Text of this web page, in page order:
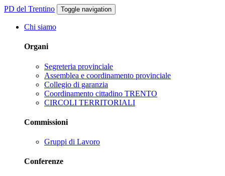
PD del Trentino Toggle navigation
Chi siamo
Organi
Segreteria provinciale
Assemblea e coordinamento provinciale
Collegio di garanzia
Coordinamento cittadino TRENTO
CIRCOLI TERRITORIALI
Commissioni
Gruppi di Lavoro
Conferenze